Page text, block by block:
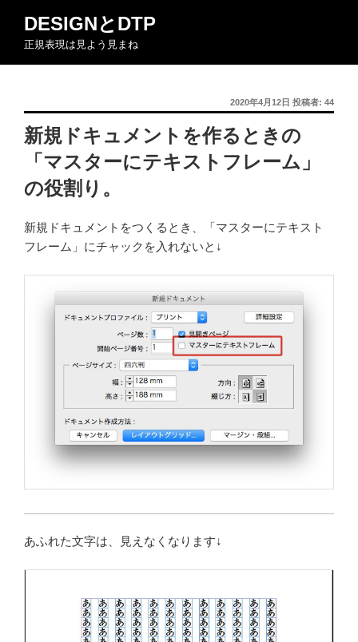
ン
DESIGNとDTP
正規表現は見よう見まね
投
稿
日:
2020年4月12日 投稿者: 44
新規ドキュメントを作るときの
「マスターにテキストフレーム」
の役割り。
新規ドキュメントをつくるとき、「マスターにテキスト
フレーム」にチャックを入れないと↓
あふれた文字は、見えなくなります↓